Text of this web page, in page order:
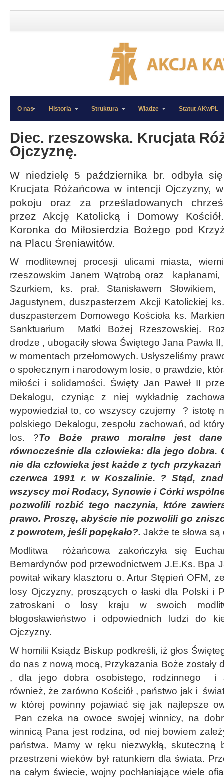
»
»
O nas Historia Struktura Władze Statut AKwPL
Diec. rzeszowska. Krucjata
Ojczyznę.
W niedzielę 5 października br. odbyła
Krucjata Różańcowa w intencji Ojczyzny,
pokoju oraz za prześladowanych
przez Akcję Katolicką i Domowy
Koronka do Miłosierdzia Bożego pod
na Placu Śreniawitów.
W modlitewnej procesji ulicami miasta,
rzeszowskim Janem Wątrobą oraz kapłanami,
Szurkiem, ks. prał. Stanisławem Słowikiem,
Jagustynem, duszpasterzem Akcji Katolickiej
duszpasterzem Domowego Kościoła ks.
Sanktuarium Matki Bożej Rzeszowskiej.
drodze , ubogaciły słowa Świętego Jana Pawła
w momentach przełomowych. Usłyszeliśmy
o społecznym i narodowym losie, o prawdzie,
miłości i solidarności. Święty Jan Paweł II
Dekalogu, czyniąc z niej wykładnię
wypowiedział to, co wszyscy czujemy ? istotę
polskiego Dekalogu, zespołu zachowań, od
los. ?To Boże prawo moralne jest
równocześnie dla człowieka: dla jego dobra.
nie dla człowieka jest każde z tych
czerwca 1991 r. w Koszalinie. ? Stąd,
wszyscy moi Rodacy, Synowie i Córki
pozwolili rozbić tego naczynia, które
prawo. Proszę, abyście nie pozwolili go
z powrotem, jeśli popękało?. Jakże te słowa
Modlitwa różańcowa zakończyła się
Bernardynów pod przewodnictwem J.E.Ks. Bpa
powitał wikary klasztoru o. Artur Stępień OFM,
losy Ojczyzny, proszących o łaski dla Polski i
zatroskani o losy kraju w swoich
błogosławieństwo i odpowiednich ludzi do
Ojczyzny.
W homilii Ksiądz Biskup podkreśli, iż głos
do nas z nową mocą, Przykazania Boże zostały
, dla jego dobra osobistego, rodzinnego i
również, że zarówno Kościół , państwo jak i
w której powinny pojawiać się jak najlepsze
Pan czeka na owoce swojej winnicy, na
winnicą Pana jest rodzina, od niej bowiem
państwa. Mamy w ręku niezwykłą, skuteczną
przestrzeni wieków był ratunkiem dla świata.
na całym świecie, wojny pochłaniające wiele